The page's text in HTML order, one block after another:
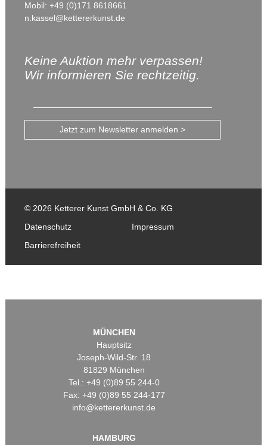
Mobil: +49 (0)171 8618661
n.kassel@kettererkunst.de
Keine Auktion mehr verpassen!
Wir informieren Sie rechtzeitig.
Jetzt zum Newsletter anmelden >
© 2026 Ketterer Kunst GmbH & Co. KG
Datenschutz
Impressum
Barrierefreiheit
MÜNCHEN
Hauptsitz
Joseph-Wild-Str. 18
81829 München
Tel.: +49 (0)89 55 244-0
Fax: +49 (0)89 55 244-177
info@kettererkunst.de
HAMBURG